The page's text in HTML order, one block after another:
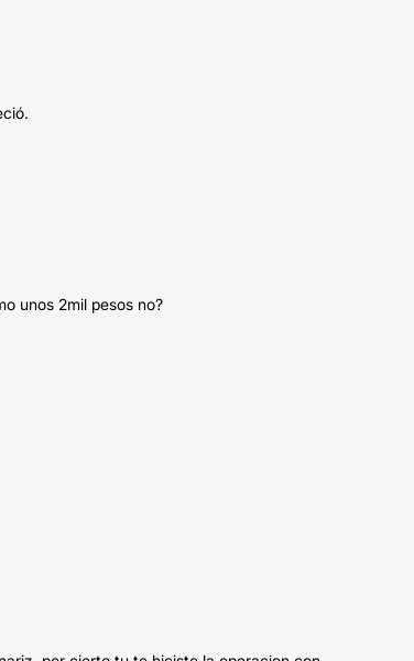
unos 2mil pesos no?